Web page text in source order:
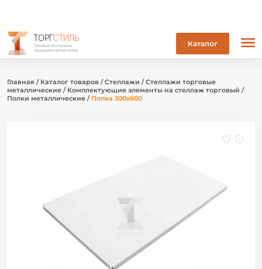
ТОРГСТИЛЬ
Производство и продажа
оборудования для магазинов
Каталог
Главная / Каталог товаров /Стеллажи /Стеллажи торговые
металлические / Комплектующие элементы на стеллаж торговый /
Полки металлические / Полка 300х600